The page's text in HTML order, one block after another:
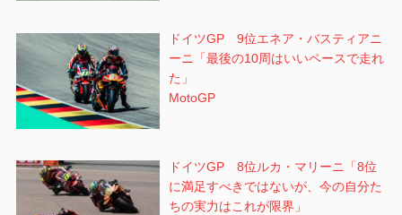
ドイツGP 9位エネア・バスティアニ
ーニ「最後の10周はいいペースで走れ
た」
MotoGP
ドイツGP 8位ルカ・マリーニ「8位
に満足すべきではないが、今の自分た
ちの実力はこれが限界」